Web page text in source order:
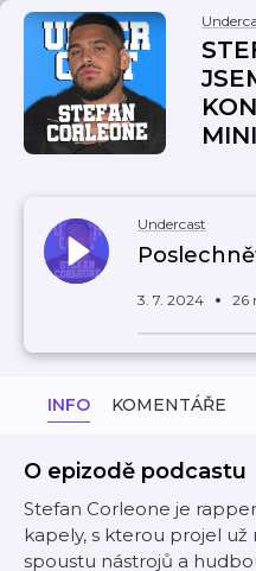
Undercast
3. 7. 2024 26
INFO KOMENTÁŘE
O epizodě podcastu
Stefan Corleone je
kapely, s kterou projel
spoustu nástrojů a